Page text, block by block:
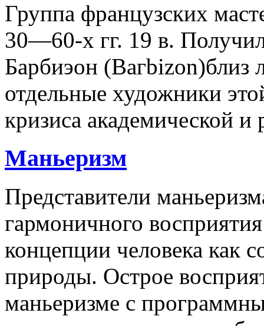
Группа французских
30—60-х гг. 19 в.
Барбиэон (Вагbizon)близ
отдельные художники
кризиса академической
Маньеризм
Представители
гармоничного
концепции человека как
природы. Острое
маньеризме с